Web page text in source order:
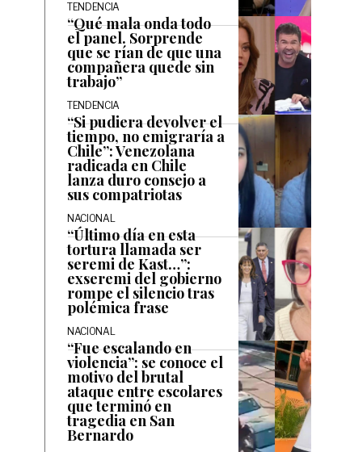
TENDENCIA
“Qué mala onda todo
el panel. Sorprende
que se rían de que una
compañera quede sin
trabajo”
TENDENCIA
“Si pudiera devolver el
tiempo, no emigraría a
Chile”: Venezolana
radicada en Chile
lanza duro consejo a
sus compatriotas
NACIONAL
“Último día en esta
tortura llamada ser
seremi de Kast…”:
exseremi del gobierno
rompe el silencio tras
polémica frase
NACIONAL
“Fue escalando en
violencia”: se conoce el
motivo del brutal
ataque entre escolares
que terminó en
tragedia en San
Bernardo